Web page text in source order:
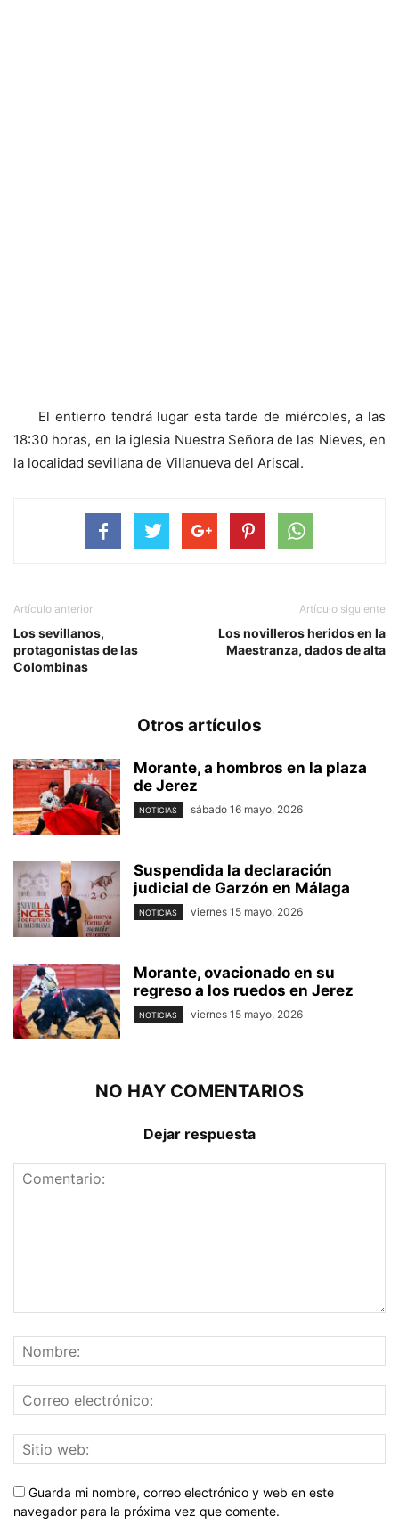
El entierro tendrá lugar esta tarde de miércoles, a las
18:30 horas, en la iglesia Nuestra Señora de las Nieves, en
la localidad sevillana de Villanueva del Ariscal.
Artículo anterior
Los sevillanos,
protagonistas de las
Colombinas
Artículo siguiente
Los novilleros heridos en la
Maestranza, dados de alta
Otros artículos
Morante, a hombros en la plaza
de Jerez
NOTICIAS sábado 16 mayo, 2026
Suspendida la declaración
judicial de Garzón en Málaga
NOTICIAS viernes 15 mayo, 2026
Morante, ovacionado en su
regreso a los ruedos en Jerez
NOTICIAS viernes 15 mayo, 2026
NO HAY COMENTARIOS
Dejar respuesta
Guarda mi nombre, correo electrónico y web en este
navegador para la próxima vez que comente.